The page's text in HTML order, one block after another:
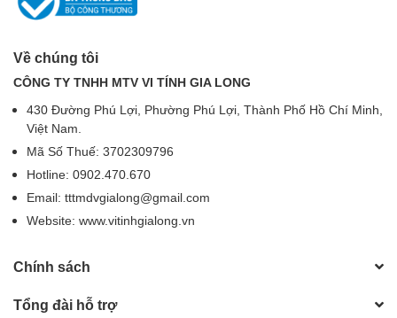
Về chúng tôi
CÔNG TY TNHH MTV VI TÍNH GIA LONG
430 Đường Phú Lợi, Phường Phú Lợi, Thành Phố Hồ Chí Minh,
Việt Nam.
Mã Số Thuế: 3702309796
Hotline: 0902.470.670
Email: tttmdvgialong@gmail.com
Website: www.vitinhgialong.vn
Chính sách
Tổng đài hỗ trợ